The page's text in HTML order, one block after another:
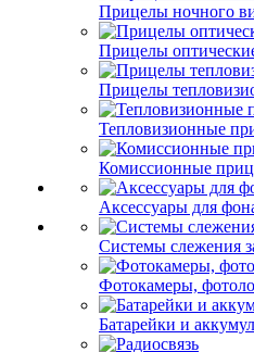
Прицелы ночного
Прицелы
Прицелы
Тепловизионные
Комиссионные
Аксессуары для
Системы слежения
Фотокамеры,
Батарейки и